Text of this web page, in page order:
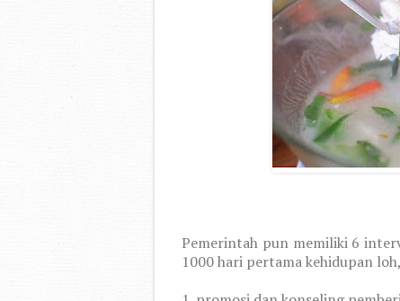
Pemerintah pun memiliki 6
1000 hari pertama kehidupan